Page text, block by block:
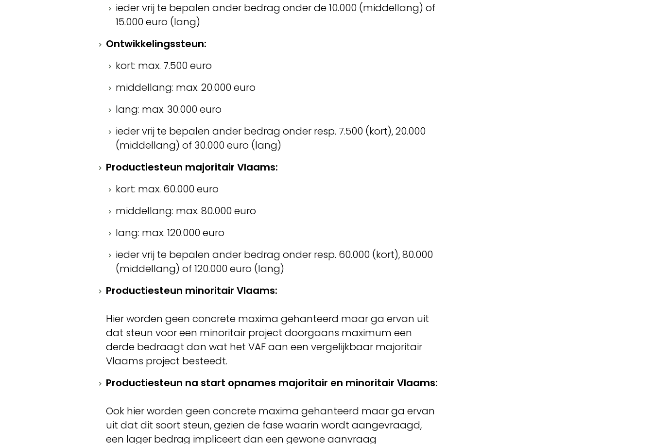
ieder vrij te bepalen ander bedrag onder de 10.000 (middellang) of
15.000 euro (lang)
Ontwikkelingssteun:
kort: max. 7.500 euro
middellang: max. 20.000 euro
lang: max. 30.000 euro
ieder vrij te bepalen ander bedrag onder resp. 7.500 (kort), 20.000
(middellang) of 30.000 euro (lang)
Productiesteun majoritair Vlaams:
kort: max. 60.000 euro
middellang: max. 80.000 euro
lang: max. 120.000 euro
ieder vrij te bepalen ander bedrag onder resp. 60.000 (kort), 80.000
(middellang) of 120.000 euro (lang)
Productiesteun minoritair Vlaams:
Hier worden geen concrete maxima gehanteerd maar ga ervan uit
dat steun voor een minoritair project doorgaans maximum een
derde bedraagt dan wat het VAF aan een vergelijkbaar majoritair
Vlaams project besteedt.
Productiesteun na start opnames majoritair en minoritair Vlaams:
Ook hier worden geen concrete maxima gehanteerd maar ga ervan
uit dat dit soort steun, gezien de fase waarin wordt aangevraagd,
een lager bedrag impliceert dan een gewone aanvraag